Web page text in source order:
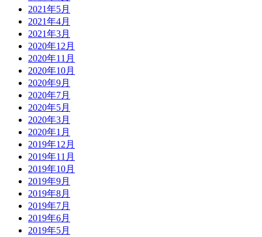
2021年5月
2021年4月
2021年3月
2020年12月
2020年11月
2020年10月
2020年9月
2020年7月
2020年5月
2020年3月
2020年1月
2019年12月
2019年11月
2019年10月
2019年9月
2019年8月
2019年7月
2019年6月
2019年5月